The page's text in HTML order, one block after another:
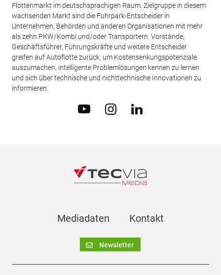
Flottenmarkt im deutschsprachigen Raum. Zielgruppe in diesem
wachsenden Markt sind die Fuhrpark-Entscheider in
Unternehmen, Behörden und anderen Organisationen mit mehr
als zehn PKW/Kombi und/oder Transportern. Vorstände,
Geschäftsführer, Führungskräfte und weitere Entscheider
greifen auf Autoflotte zurück, um Kostensenkungspotenziale
auszumachen, intelligente Problemlösungen kennen zu lernen
und sich über technische und nichttechnische Innovationen zu
informieren.
Mediadaten Kontakt
Newsletter